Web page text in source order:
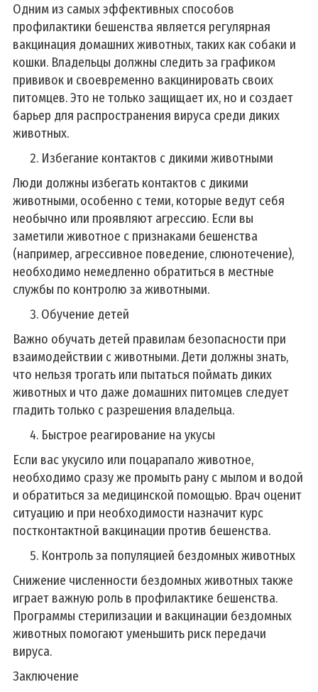
Одним из самых эффективных способов
профилактики бешенства является регулярная
вакцинация домашних животных, таких как собаки и
кошки. Владельцы должны следить за графиком
прививок и своевременно вакцинировать своих
питомцев. Это не только защищает их, но и создает
барьер для распространения вируса среди диких
животных.
Избегание контактов с дикими животными
Люди должны избегать контактов с дикими
животными, особенно с теми, которые ведут себя
необычно или проявляют агрессию. Если вы
заметили животное с признаками бешенства
(например, агрессивное поведение, слюнотечение),
необходимо немедленно обратиться в местные
службы по контролю за животными.
Обучение детей
Важно обучать детей правилам безопасности при
взаимодействии с животными. Дети должны знать,
что нельзя трогать или пытаться поймать диких
животных и что даже домашних питомцев следует
гладить только с разрешения владельца.
Быстрое реагирование на укусы
Если вас укусило или поцарапало животное,
необходимо сразу же промыть рану с мылом и водой
и обратиться за медицинской помощью. Врач оценит
ситуацию и при необходимости назначит курс
постконтактной вакцинации против бешенства.
Контроль за популяцией бездомных животных
Снижение численности бездомных животных также
играет важную роль в профилактике бешенства.
Программы стерилизации и вакцинации бездомных
животных помогают уменьшить риск передачи
вируса.
Заключение